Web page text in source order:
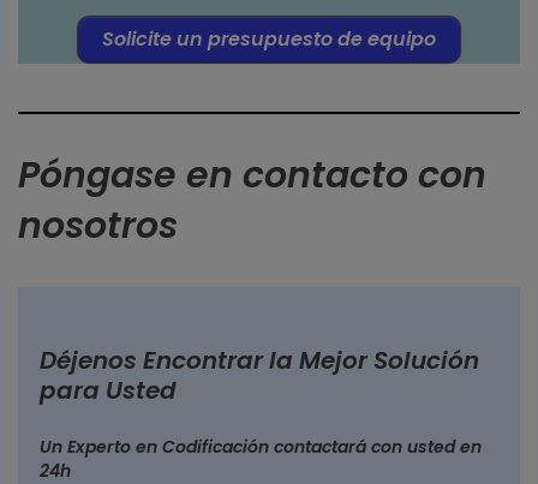
Solicite un presupuesto de equipo
Póngase en contacto con
nosotros
Déjenos Encontrar la Mejor Solución
para Usted
Un Experto en Codificación contactará con usted en
24h